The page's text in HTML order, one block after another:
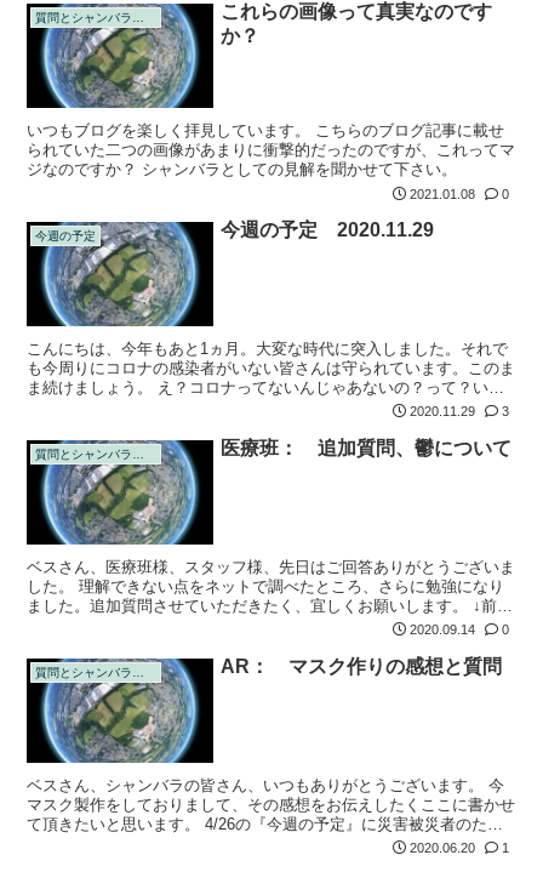
これらの画像って真実なのです
か？
いつもブログを楽しく拝見しています。 こちらのブログ記事に載せ
られていた二つの画像があまりに衝撃的だったのですが、これってマ
ジなのですか？ シャンバラとしての見解を聞かせて下さい。
2021.01.08 0
今週の予定 今週の予定 2020.11.29
こんにちは、今年もあと1ヵ月。大変な時代に突入しました。それで
も今周りにコロナの感染者がいない皆さんは守られています。このま
ま続けましょう。 え？コロナってないんじゃあないの？って？いえ
いえ、これから本格的に変異します。もう今月だけで3種類の変異が
2020.11.29 3
医療班： 追加質問、鬱について
ベスさん、医療班様、スタッフ様、先日はご回答ありがとうございま
した。 理解できない点をネットで調べたところ、さらに勉強になり
ました。追加質問させていただきたく、宜しくお願いします。 ↓前回
2020.09.14 0
AR： マスク作りの感想と質問
ベスさん、シャンバラの皆さん、いつもありがとうございます。 今
マスク製作をしておりまして、その感想をお伝えしたくここに書かせ
て頂きたいと思います。 4/26の『今週の予定』に災害被災者のため
2020.06.20 1